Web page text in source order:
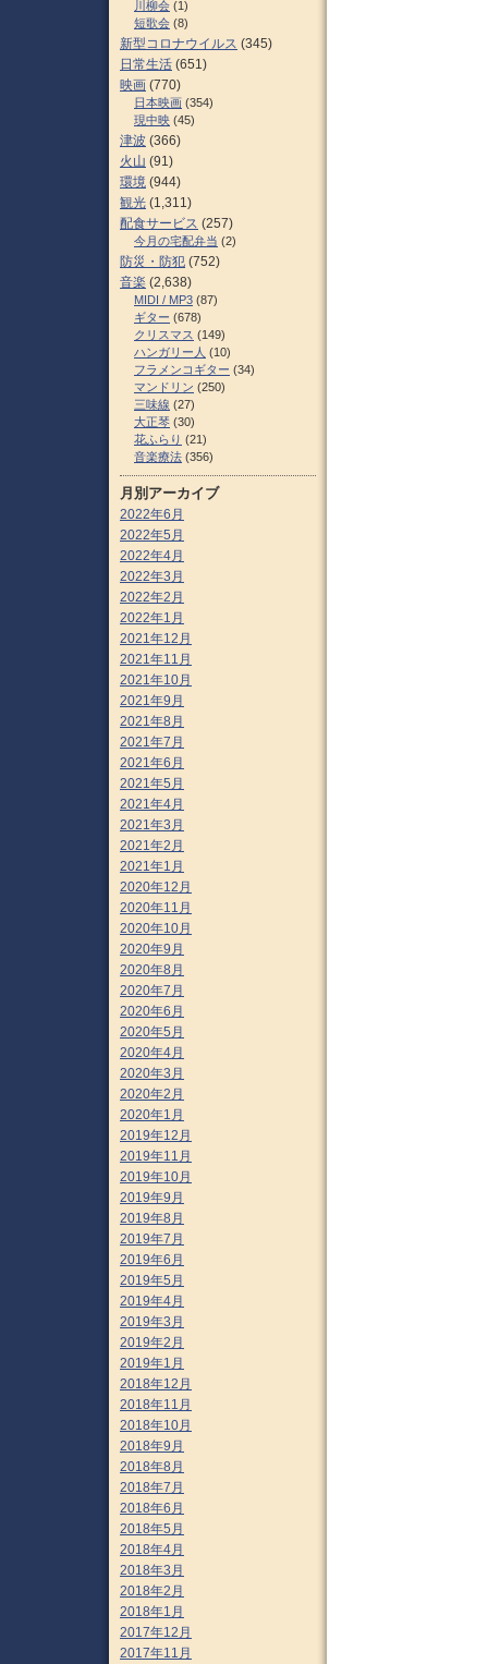
川柳会 (1)
短歌会 (8)
新型コロナウイルス (345)
日常生活 (651)
映画 (770)
日本映画 (354)
現中映 (45)
津波 (366)
火山 (91)
環境 (944)
観光 (1,311)
配食サービス (257)
今月の宅配弁当 (2)
防災・防犯 (752)
音楽 (2,638)
MIDI / MP3 (87)
ギター (678)
クリスマス (149)
ハンガリー人 (10)
フラメンコギター (34)
マンドリン (250)
三味線 (27)
大正琴 (30)
花ふらり (21)
音楽療法 (356)
月別アーカイブ
2022年6月
2022年5月
2022年4月
2022年3月
2022年2月
2022年1月
2021年12月
2021年11月
2021年10月
2021年9月
2021年8月
2021年7月
2021年6月
2021年5月
2021年4月
2021年3月
2021年2月
2021年1月
2020年12月
2020年11月
2020年10月
2020年9月
2020年8月
2020年7月
2020年6月
2020年5月
2020年4月
2020年3月
2020年2月
2020年1月
2019年12月
2019年11月
2019年10月
2019年9月
2019年8月
2019年7月
2019年6月
2019年5月
2019年4月
2019年3月
2019年2月
2019年1月
2018年12月
2018年11月
2018年10月
2018年9月
2018年8月
2018年7月
2018年6月
2018年5月
2018年4月
2018年3月
2018年2月
2018年1月
2017年12月
2017年11月